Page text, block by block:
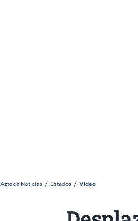
Azteca Noticias Estados Video